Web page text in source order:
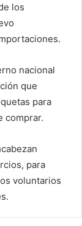
los
nacional
que
para
comprar.
para
voluntarios